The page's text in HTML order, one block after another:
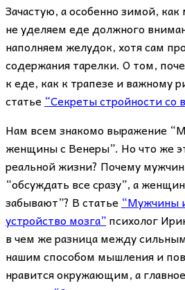
Зачастую, а особенно зимой,
не уделяем еде должного
наполняем желудок, хотя сам
содержания тарелки. О том,
к еде, как к трапезе и важному
статье “Секреты стройности со
Нам всем знакомо выражение
женщины с Венеры”. Но что же
реальной жизни? Почему
“обсуждать все сразу”, а
забывают”? В статье “Мужчины
устройство мозга”психолог
в чем же разница между
нашим способом мышления и
нравится окружающим, а